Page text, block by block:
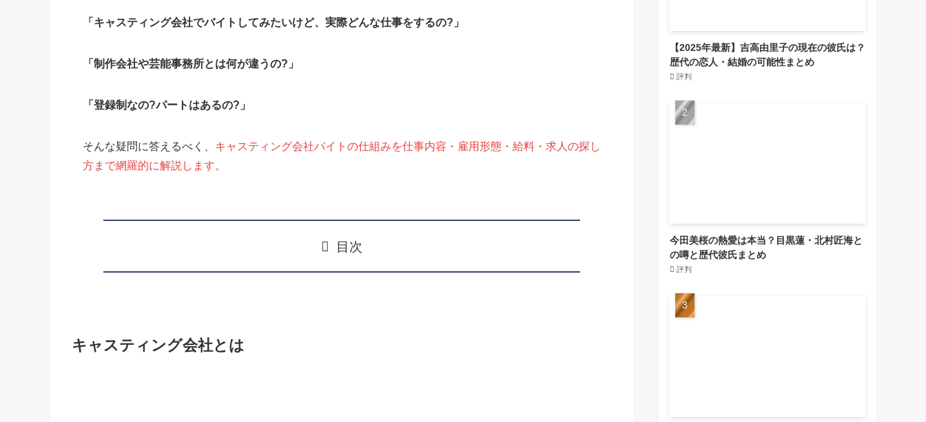
「キャスティング会社でバイトしてみたいけど、実際どんな仕事をするの?」
「制作会社や芸能事務所とは何が違うの?」
「登録制なの?パートはあるの?」
そんな疑問に答えるべく、 キャスティング会社バイトの仕組みを仕事内容・雇用形態・給料・求人の探し
方まで網羅的に解説します。
目次
キャスティング会社とは
【2025年最新】吉高由里子の現在の彼氏は？
歴代の恋人・結婚の可能性まとめ
評判
今田美桜の熱愛は本当？目黒蓮・北村匠海と
の噂と歴代彼氏まとめ
評判